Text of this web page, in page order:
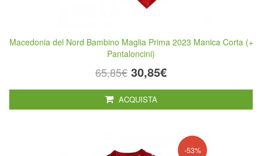
Macedonia del Nord Bambino Maglia Prima 2023 Manica Corta (+
Pantaloncini)
65,85€ 30,85€
ACQUISTA
-53%